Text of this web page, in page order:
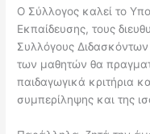
Ο Σύλλογος καλεί το
Εκπαίδευσης, τους
Συλλόγους
των μαθητών θα
παιδαγωγικά κριτήρια
συμπερίληψης και της